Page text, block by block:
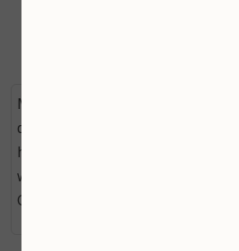
Multi Use Butter Roos maakt
droge en vochtarme huid weer
heerlijk comfortabel. Multi Use
wanneer je eerst Rose Water
Gel aanbrengt op de huid. 100ml